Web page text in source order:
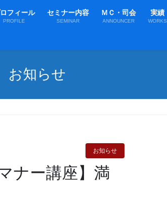
フィール
PROFILE
セミナー内容
SEMINAR
ＭＣ・司会
ANNOUNCER
実績
WORKS
お知らせ
お知らせ
ナー講座】満